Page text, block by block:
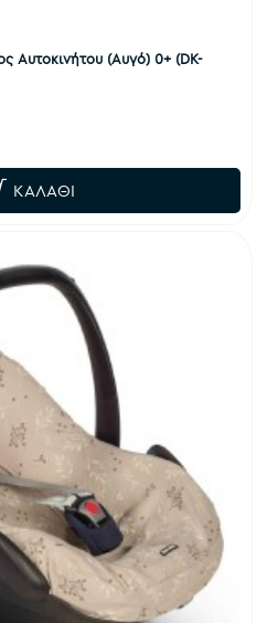
Αυτοκινήτου (Αυγό) 0+ (DK-
ΚΑΛΆΘΙ